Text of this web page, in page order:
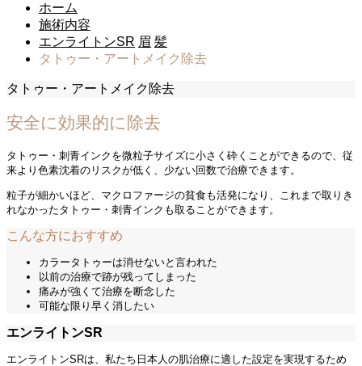
ホーム
施術内容
エンライトンSR 眉 髪
タトゥー・アートメイク除去
タトゥー・アートメイク除去
安全に効果的に除去
タトゥー・刺青インクを微粒子サイズに小さく砕くことができるので、 従
来より色素沈着のリスクが低く、少ない回数で治療できます。
粒子が細かいほど、マクロファージの貧食も活発になり、これまで取りき
れなかったタトゥー・刺青インクも取ることができます。
こんな方におすすめ
カラータトゥーは消せないと言われた
以前の治療で跡が残ってしまった
痛みが強くて治療を断念した
可能な限り早く消したい
エンライトンSR
エンライトンSRは、私たち日本人の肌治療に適した設定を実現するため